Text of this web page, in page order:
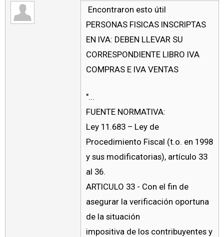
Encontraron esto útil
PERSONAS FISICAS INSCRIPTAS
EN IVA: DEBEN LLEVAR SU
CORRESPONDIENTE LIBRO IVA
COMPRAS E IVA VENTAS
"...
FUENTE NORMATIVA:
Ley 11.683 – Ley de
Procedimiento Fiscal (t.o. en 1998
y sus modificatorias), artículo 33
al 36.
ARTICULO 33 - Con el fin de
asegurar la verificación oportuna
de la situación
impositiva de los contribuyentes y